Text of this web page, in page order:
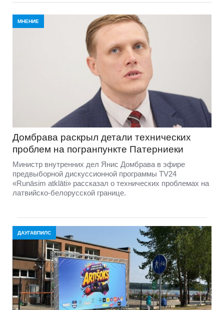
МНЕНИЕ
Домбравa раскрыл детали технических
проблем на погранпункте Патерниеки
Министр внутренних дел Янис Домбрава в эфире
предвыборной дискуссионной программы TV24
«Runāsim atklāti» рассказал о технических проблемах на
латвийско-белорусской границе.
ДАУГАВПИЛС